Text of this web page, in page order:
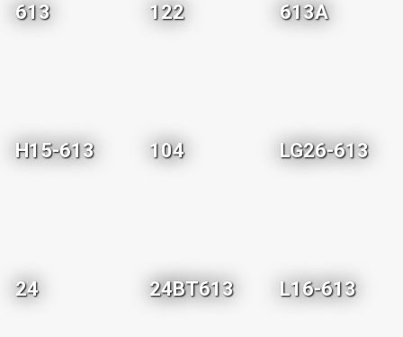
613 122 613A
H15-613 104 LG26-613
24 24BT613 L16-613